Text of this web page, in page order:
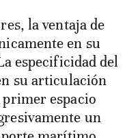
la ventaja de
en su
especificidad del
su articulación
espacio
un